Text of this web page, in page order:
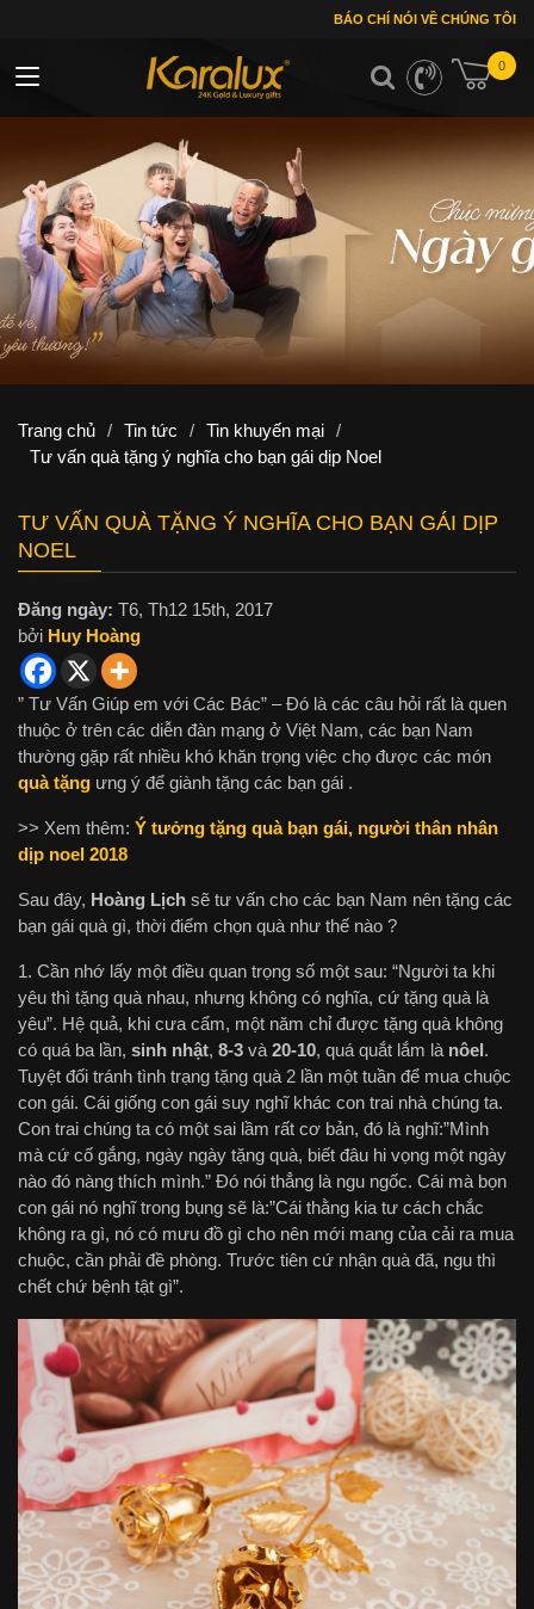
BÁO CHÍ NÓI VỀ CHÚNG TÔI
0
Toggle navigation
Trang chủ / Tin tức / Tin khuyến mại /
Tư vấn quà tặng ý nghĩa cho bạn gái dịp Noel
TƯ VẤN QUÀ TẶNG Ý NGHĨA CHO BẠN GÁI DỊP
NOEL
Đăng ngày: T6, Th12 15th, 2017
bởi Huy Hoàng
” Tư Vấn Giúp em với Các Bác” – Đó là các câu hỏi rất là quen
thuộc ở trên các diễn đàn mạng ở Việt Nam, các bạn Nam
thường gặp rất nhiều khó khăn trọng việc chọ được các món
quà tặng ưng ý để giành tặng các bạn gái .
>> Xem thêm: Ý tưởng tặng quà bạn gái, người thân nhân
dịp noel 2018
Sau đây, Hoàng Lịch sẽ tư vấn cho các bạn Nam nên tặng các
bạn gái quà gì, thời điểm chọn quà như thế nào ?
1. Cần nhớ lấy một điều quan trọng số một sau: “Người ta khi
yêu thì tặng quà nhau, nhưng không có nghĩa, cứ tặng quà là
yêu”. Hệ quả, khi cưa cẩm, một năm chỉ được tặng quà không
có quá ba lần, sinh nhật, 8-3 và 20-10, quá quắt lắm là nôel.
Tuyệt đối tránh tình trạng tặng quà 2 lần một tuần để mua chuộc
con gái. Cái giống con gái suy nghĩ khác con trai nhà chúng ta.
Con trai chúng ta có một sai lầm rất cơ bản, đó là nghĩ:”Mình
mà cứ cố gắng, ngày ngày tặng quà, biết đâu hi vọng một ngày
nào đó nàng thích mình.” Đó nói thẳng là ngu ngốc. Cái mà bọn
con gái nó nghĩ trong bụng sẽ là:”Cái thằng kia tư cách chắc
không ra gì, nó có mưu đồ gì cho nên mới mang của cải ra mua
chuộc, cần phải đề phòng. Trước tiên cứ nhận quà đã, ngu thì
chết chứ bệnh tật gì”.